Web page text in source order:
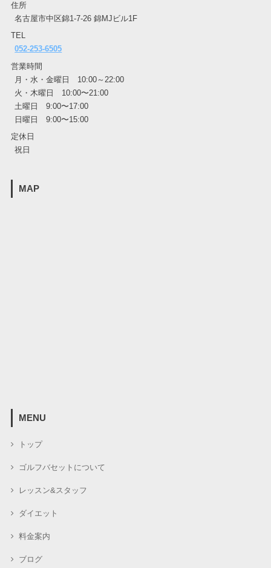
住所
名古屋市中区錦1-7-26 錦MJビル1F
TEL
052-253-6505
営業時間
月・水・金曜日 10:00～22:00
火・木曜日 10:00〜21:00
土曜日 9:00〜17:00
日曜日 9:00〜15:00
定休日
祝日
MAP
MENU
トップ
ゴルフバセットについて
レッスン&スタッフ
ダイエット
料金案内
ブログ